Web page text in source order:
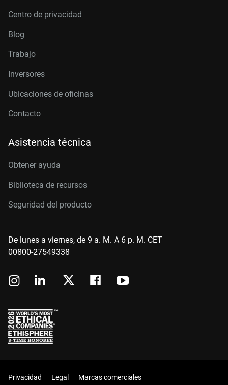
Centro de privacidad
Blog
Trabajo
Inversores
Ubicaciones de oficinas
Contacto
Asistencia técnica
Obtener ayuda
Biblioteca de recursos
Seguridad del producto
De lunes a viernes, de 9 a. M. A 6 p. M. CET
00800-27549338
Privacidad Legal Marcas comerciales